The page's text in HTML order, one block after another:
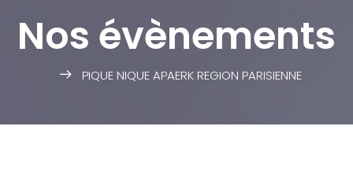
Nos évènements
PIQUE NIQUE APAERK REGION PARISIENNE